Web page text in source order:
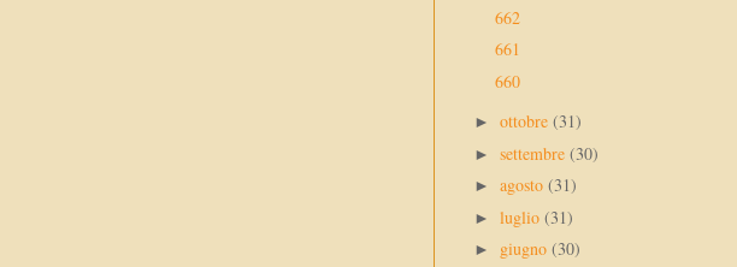
662
661
660
► ottobre (31)
► settembre (30)
► agosto (31)
► luglio (31)
► giugno (30)